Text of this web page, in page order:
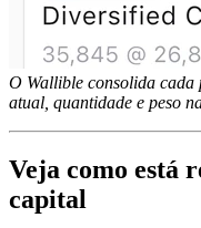
O Wallible consolida
atual, quantidade e peso
Veja como está
capital